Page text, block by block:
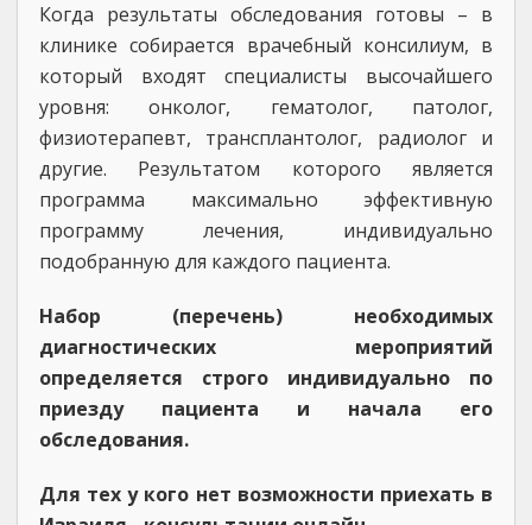
Когда результаты обследования готовы – в
клинике собирается врачебный консилиум, в
который входят специалисты высочайшего
уровня: онколог, гематолог, патолог,
физиотерапевт, трансплантолог, радиолог и
другие. Результатом которого является
программа максимально эффективную
программу лечения, индивидуально
подобранную для каждого пациента.
Набор (перечень) необходимых
диагностических мероприятий
определяется строго индивидуально по
приезду пациента и начала его
обследования.
Для тех у кого нет возможности приехать в